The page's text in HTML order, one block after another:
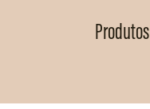
Produtos